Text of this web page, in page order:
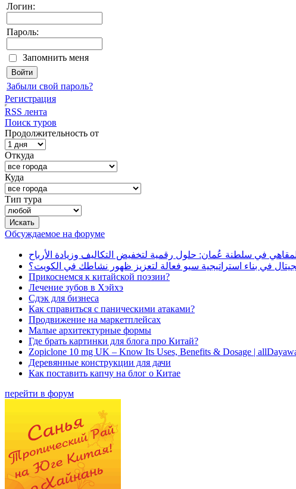
Логин:
Пароль:
Запомнить меня
Забыли свой пароль?
Регистрация
RSS лента
Поиск туров
Продолжительность от
Откуда
Куда
Тип тура
Обсуждаемое на форуме
في سلطنة عُمان: حلول رقمية لتخفيض التكاليف وزيادة الأرباح
في بناء استراتيجية سيو فعالة لتعزيز ظهور نشاطك في الكويت؟
Прикоснемся к китайской поэзии?
Лечение зубов в Хэйхэ
Сдэк для бизнеса
Как справиться с паническими атаками?
Продвижение на маркетплейсах
Малые архитектурные формы
Где брать картинки для блога про Китай?
Zopiclone 10 mg UK – Know Its Uses, Benefits & Dosage |
Деревянные конструкции для дачи
Как поставить капчу на блог о Китае
перейти в форум